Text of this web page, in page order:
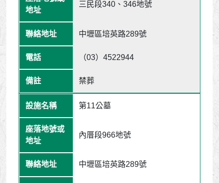
三民段340、346地號
中壢區培英路289號
（03）4522944
禁葬
第11公墓
內厝段966地號
中壢區培英路289號